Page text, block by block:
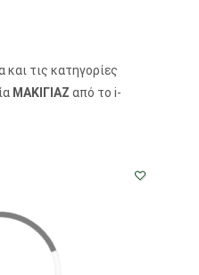
τις κατηγορίες
ΜΑΚΙΓΙΑΖ από το i-